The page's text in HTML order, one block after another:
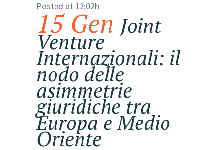
15 Gen Joint
Venture
Internazionali: il
nodo delle
asimmetrie
giuridiche tra
Europa e Medio
Oriente
Posted at 12:02h